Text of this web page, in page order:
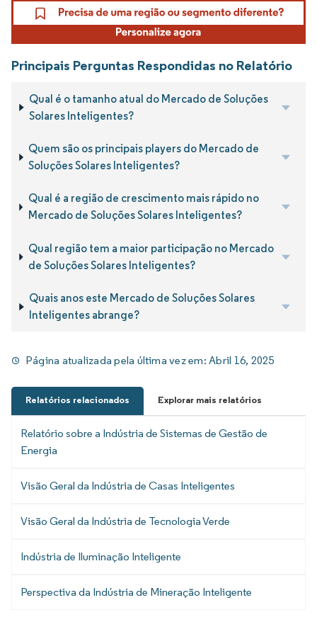
Principais Perguntas Respondidas no Relatório
Qual é o tamanho atual do Mercado de Soluções
Solares Inteligentes?
Quem são os principais players do Mercado de
Soluções Solares Inteligentes?
Qual é a região de crescimento mais rápido no
Mercado de Soluções Solares Inteligentes?
Qual região tem a maior participação no Mercado
de Soluções Solares Inteligentes?
Quais anos este Mercado de Soluções Solares
Inteligentes abrange?
Página atualizada pela última vez em:Abril 16, 2025
Relatórios relacionados Explorar mais relatórios
Relatório sobre a Indústria de Sistemas de Gestão de
Energia
Visão Geral da Indústria de Casas Inteligentes
Visão Geral da Indústria de Tecnologia Verde
Indústria de Iluminação Inteligente
Perspectiva da Indústria de Mineração Inteligente